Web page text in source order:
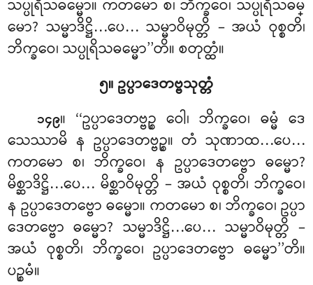
သပ္ပုရိသဓမ္မော။ ကတမော စ၊ ဘိက္ခဝေ၊ သပ္ပုရိသဓမ္
မော? သမ္မာဒိဋ္ဌိ…ပေ… သမ္မာဝိမုတ္တိ – အယံ ဝုစ္စတိ၊
ဘိက္ခဝေ၊ သပ္ပုရိသဓမ္မော’’တိ။ စတုတ္ထံ။
၅။ ဥပ္ပာဒေတဗ္ဗသုတ္တံ
၁၄၉။ ‘‘ဥပ္ပာဒေတဗ္ဗဉ္စ ဝေါ၊ ဘိက္ခဝေ၊ ဓမ္မံ ဒေ
သေဿာမိ န ဥပ္ပာဒေတဗ္ဗဉ္စ။ တံ သုဏာထ…ပေ…
ကတမော စ၊ ဘိက္ခဝေ၊ န ဥပ္ပာဒေတဗ္ဗော ဓမ္မော?
မိစ္ဆာဒိဋ္ဌိ…ပေ… မိစ္ဆာဝိမုတ္တိ – အယံ ဝုစ္စတိ၊ ဘိက္ခဝေ၊
န ဥပ္ပာဒေတဗ္ဗော ဓမ္မော။ ကတမောစ၊ ဘိက္ခဝေ၊ ဥပ္ပာ
ဒေတဗ္ဗော ဓမ္မော? သမ္မာဒိဋ္ဌိ…ပေ… သမ္မာဝိမုတ္တိ –
အယံ ဝုစ္စတိ၊ ဘိက္ခဝေ၊ ဥပ္ပာဒေတဗ္ဗော ဓမ္မော’’တိ။
ပဉ္စမံ။